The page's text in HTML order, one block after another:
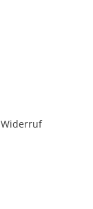
Widerruf